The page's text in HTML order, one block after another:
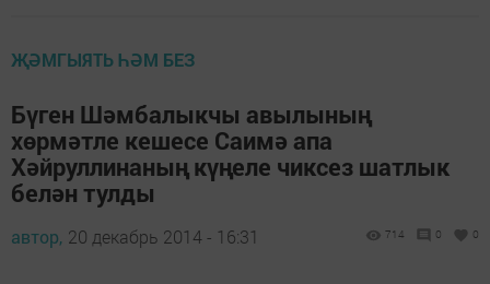
ҖӘМГЫЯТЬ ҺӘМ БЕЗ
Бүген Шәмбалыкчы авылының
хөрмәтле кешесе Саимә апа
Хәйруллинаның күңеле чиксез шатлык
белән тулды
автор, 20 декабрь 2014 - 16:31 714 0 0